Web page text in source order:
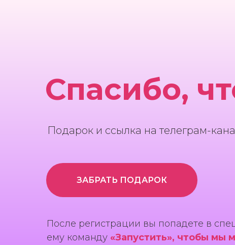
ЗАБРАТЬ ПОДАРОК
Спасибо,
Подарок и ссылка на телеграм-
После регистрации вы попадете в
ему команду «Запустить», чтобы мы